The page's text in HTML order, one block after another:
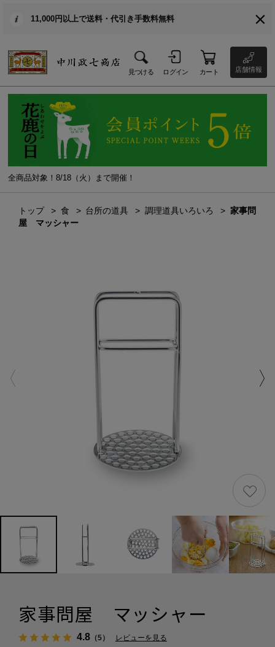
11,000円以上で送料・代引き手数料無料
見つける ログイン カート 店舗情報
全商品対象！8/18（火）まで開催！
トップ 食 台所の道具 調理道具いろいろ
家事問
屋 マッシャー
家事問屋 マッシャー
4.8（5） レビューを見る